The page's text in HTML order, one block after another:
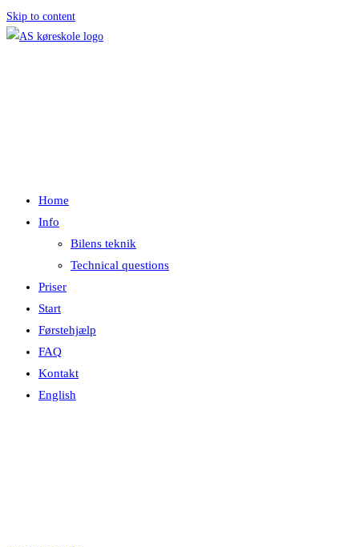
Skip to content
Home
Info
Bilens teknik
Technical questions
Priser
Start
Førstehjælp
FAQ
Kontakt
English